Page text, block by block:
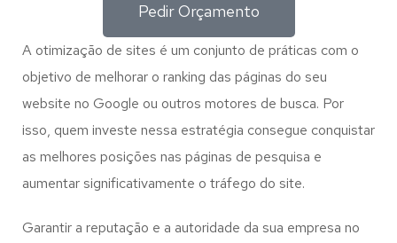
Pedir Orçamento
A otimização de sites é um conjunto de práticas com o
objetivo de melhorar o ranking das páginas do seu
website no Google ou outros motores de busca. Por
isso, quem investe nessa estratégia consegue conquistar
as melhores posições nas páginas de pesquisa e
aumentar significativamente o tráfego do site.
Garantir a reputação e a autoridade da sua empresa no